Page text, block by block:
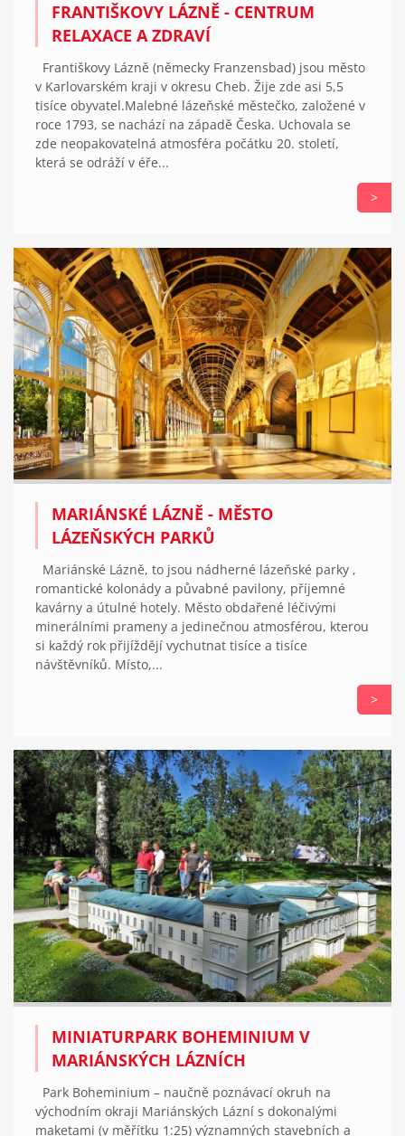
FRANTIŠKOVY LÁZNĚ - CENTRUM
RELAXACE A ZDRAVÍ
Františkovy Lázně (německy Franzensbad) jsou město
v Karlovarském kraji v okresu Cheb. Žije zde asi 5,5
tisíce obyvatel.Malebné lázeňské městečko, založené v
roce 1793, se nachází na západě Česka. Uchovala se
zde neopakovatelná atmosféra počátku 20. století,
která se odráží v éře...
>
MARIÁNSKÉ LÁZNĚ - MĚSTO
LÁZEŇSKÝCH PARKŮ
Mariánské Lázně, to jsou nádherné lázeňské parky ,
romantické kolonády a půvabné pavilony, příjemné
kavárny a útulné hotely. Město obdařené léčivými
minerálními prameny a jedinečnou atmosférou, kterou
si každý rok přijíždějí vychutnat tisíce a tisíce
návštěvníků. Místo,...
>
MINIATURPARK BOHEMINIUM V
MARIÁNSKÝCH LÁZNÍCH
Park Boheminium – naučně poznávací okruh na
východním okraji Mariánských Lázní s dokonalými
maketami (v měřítku 1:25) významných stavebních a